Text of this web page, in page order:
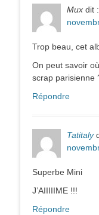
Mux dit :
Trop beau, cet
On peut savoir
scrap parisienne
Répondre
Tatitaly
Superbe Mini
J’AIIIIIME !!!
Répondre